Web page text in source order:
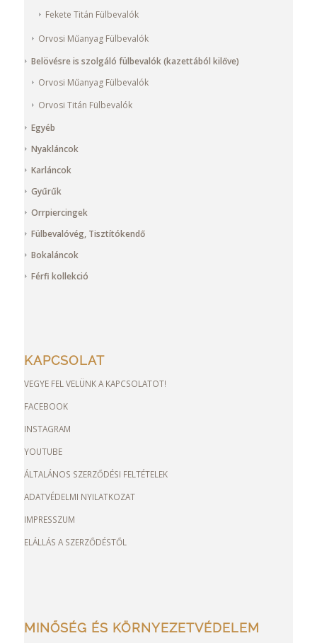
Fekete Titán Fülbevalók
Orvosi Műanyag Fülbevalók
Belövésre is szolgáló fülbevalók (kazettából kilőve)
Orvosi Műanyag Fülbevalók
Orvosi Titán Fülbevalók
Egyéb
Nyakláncok
Karláncok
Gyűrűk
Orrpiercingek
Fülbevalóvég, Tisztítókendő
Bokaláncok
Férfi kollekció
KAPCSOLAT
VEGYE FEL VELÜNK A KAPCSOLATOT!
FACEBOOK
INSTAGRAM
YOUTUBE
ÁLTALÁNOS SZERZŐDÉSI FELTÉTELEK
ADATVÉDELMI NYILATKOZAT
IMPRESSZUM
ELÁLLÁS A SZERZŐDÉSTŐL
MINŐSÉG ÉS KÖRNYEZETVÉDELEM